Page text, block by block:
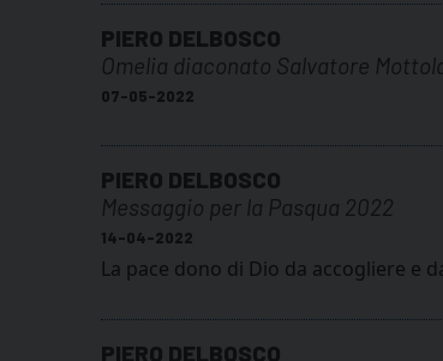
PIERO DELBOSCO
Omelia diaconato Salvatore
07-05-2022
PIERO DELBOSCO
Messaggio per la Pasqua 2022
14-04-2022
La pace dono di Dio da accogliere e
PIERO DELBOSCO